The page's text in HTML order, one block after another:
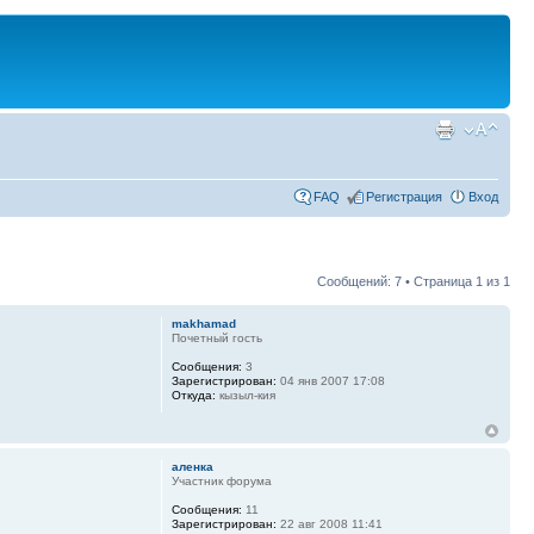
FAQ Регистрация Вход
Сообщений: 7 • Страница 1 из 1
makhamad
Почетный гость
Сообщения: 3
Зарегистрирован: 04 янв 2007 17:08
Откуда: кызыл-кия
аленка
Участник форума
Сообщения: 11
Зарегистрирован: 22 авг 2008 11:41